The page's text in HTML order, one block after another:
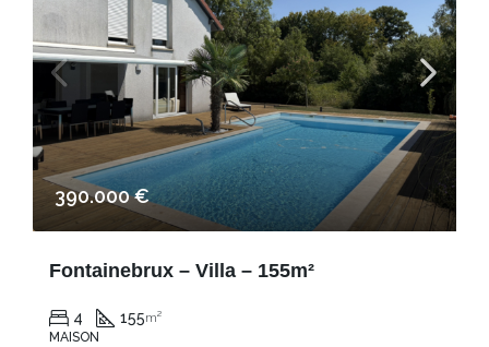
390.000 €
Fontainebrux – Villa – 155m²
4 155m²
MAISON